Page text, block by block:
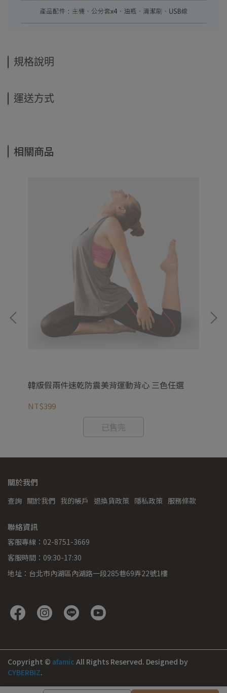
規格說明
運送方式
相關商品
韓版假兩件速乾防震美背運動背心 三色任選
NT$399
已售完
關於我們
查詢 關於我們 我的帳戶 退換貨政策 隱私政策 服務條款
聯絡資訊
客服專線：02-8751-3669
客服時間：09:30-17:30
地址：台北市內湖區內湖路一段285巷69弄22號1樓
Copyright © afamic All Rights Reserved. Designed by
CYBERBIZ.